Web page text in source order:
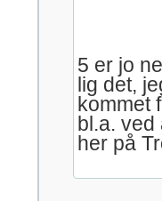
5 er jo
lig det,
kommet
bl.a. ved
her på